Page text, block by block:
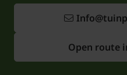
Open route